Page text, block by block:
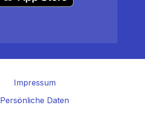
Impressum
Persönliche Daten